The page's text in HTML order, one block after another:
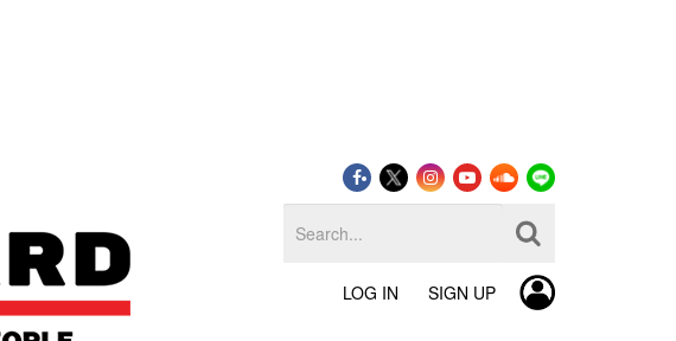
LOG IN SIGN UP